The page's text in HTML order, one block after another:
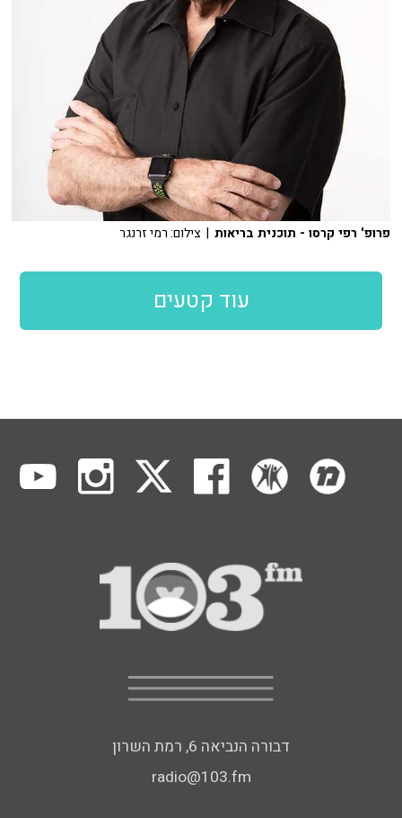
פרופ' רפי קרסו - תוכנית בריאות | צילום: רמי זרנגר
עוד קטעים
דבורה הנביאה 6, רמת השרון
radio@103.fm